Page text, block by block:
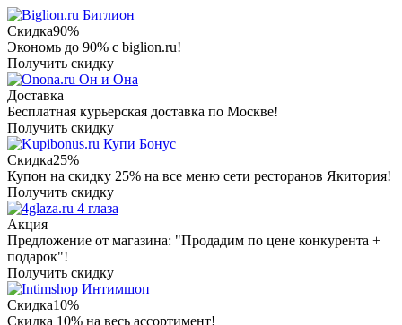
Биглион
Скидка90%
Экономь до 90% с biglion.ru!
Получить скидку
Он и Она
Доставка
Бесплатная курьерская доставка по Москве!
Получить скидку
Купи Бонус
Скидка25%
Купон на скидку 25% на все меню сети ресторанов Якитория!
Получить скидку
4 глаза
Акция
Предложение от магазина: "Продадим по цене конкурента +
подарок"!
Получить скидку
Интимшоп
Скидка10%
Скидка 10% на весь ассортимент!